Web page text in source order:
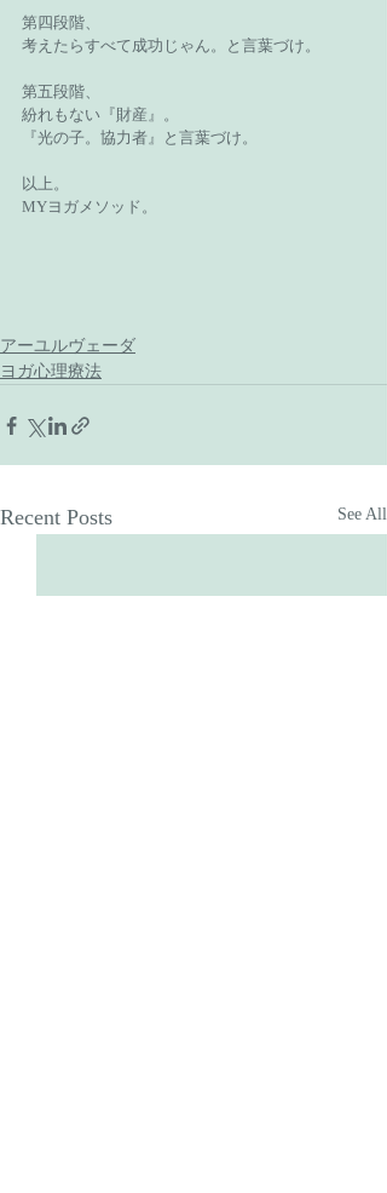
第四段階、
考えたらすべて成功じゃん。と言葉づけ。
第五段階、
紛れもない『財産』。
『光の子。協力者』と言葉づけ。
以上。
MYヨガメソッド。
アーユルヴェーダ
ヨガ心理療法
Recent Posts See All